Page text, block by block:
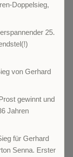
Doppelsieg,
25.
von Gerhard
gewinnt und
Jahren
für Gerhard
Senna. Erster